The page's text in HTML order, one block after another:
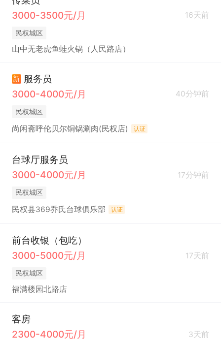
3000-3500元/月
16天前
民权城区
山中无老虎鱼蛙火锅（人民路店）
新 服务员
3000-4000元/月
40分钟前
民权城区
尚闲斋呼伦贝尔铜锅涮肉(民权店) 认证
台球厅服务员
3000-4000元/月
17分钟前
民权城区
民权县369乔氏台球俱乐部 认证
前台收银（包吃）
3000-5000元/月
17天前
民权城区
福满楼园北路店
客房
2300-4000元/月
3天前